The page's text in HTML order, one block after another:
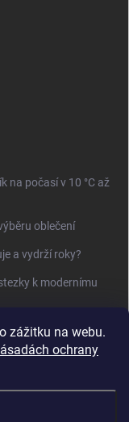
zážitku na webu.
ochrany
na počasí v 10 °C až
oblečení
a vydrží roky?
k modernímu